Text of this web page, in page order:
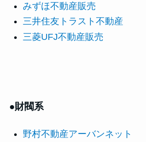
みずほ不動産販売
三井住友トラスト不動産
三菱UFJ不動産販売
●財閥系
野村不動産アーバンネット